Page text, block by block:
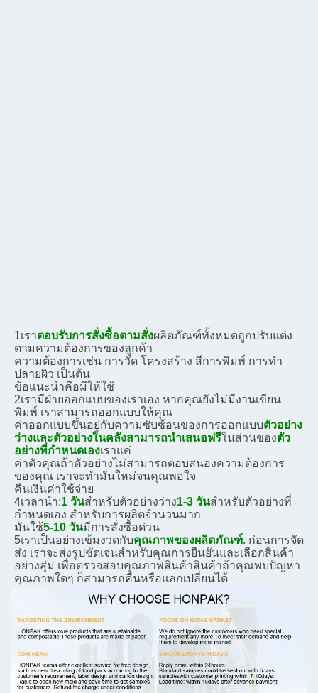
1เราตอบรับการสั่งซื้อตามสั่งผลิตภัณฑ์ทั้งหมดถูกปรับแต่ง
ตามความต้องการของลูกค้า
ความต้องการเช่น การวัด โครงสร้าง สีการพิมพ์ การทํา
ปลายผิว เป็นต้น
ข้อแนะนําคือมีให้ใช้
2เรามีฝ่ายออกแบบของเราเอง หากคุณยังไม่มีงานเขียน
พิมพ์ เราสามารถออกแบบให้คุณ
ค่าออกแบบขึ้นอยู่กับความซับซ้อนของการออกแบบตัวอย่าง
ว่างและตัวอย่างในคลังสามารถนําเสนอฟรีในส่วนของตัว
อย่างที่กําหนดเองเราแค่
ค่าตัวคุณถ้าตัวอย่างไม่สามารถตอบสนองความต้องการ
ของคุณ เราจะทํามันใหม่จนคุณพอใจ
คืนเงินค่าใช้จ่าย
4เวลานํา:1 วันสําหรับตัวอย่างว่าง1-3 วันสําหรับตัวอย่างที่
กําหนดเอง สําหรับการผลิตจํานวนมาก
มันใช้5-10 วันมีการสั่งซื้อด่วน
5เราเป็นอย่างเข้มงวดกับคุณภาพของผลิตภัณฑ์. ก่อนการจัด
ส่ง เราจะส่งรูปชัดเจนสําหรับคุณการยืนยันและเลือกสินค้า
อย่างสุ่ม เพื่อตรวจสอบคุณภาพสินค้าสินค้าถ้าคุณพบปัญหา
คุณภาพใดๆ ก็สามารถคืนหรือแลกเปลี่ยนได้